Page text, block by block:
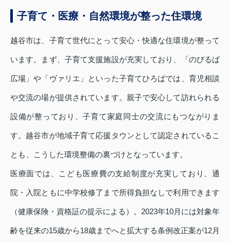
子育て・医療・自然環境が整った住環境
越谷市は、子育て世代にとって安心・快適な住環境が整って
います。まず、子育て支援施設が充実しており、「のびるば
広場」や「ヴァリエ」といった子育てひろばでは、育児相談
や交流の場が提供されています。親子で安心して訪れられる
設備が整っており、子育て家庭同士の交流にもつながりま
す。越谷市が地域子育て応援タウンとして認定されているこ
とも、こうした環境整備の裏づけとなっています。
医療面では、こども医療費の支給制度が充実しており、通
院・入院ともに中学校修了まで所得負担なしで利用できます
（健康保険・資格証の提示による）。2023年10月には対象年
齢を従来の15歳から18歳までへと拡大する条例改正案が12月